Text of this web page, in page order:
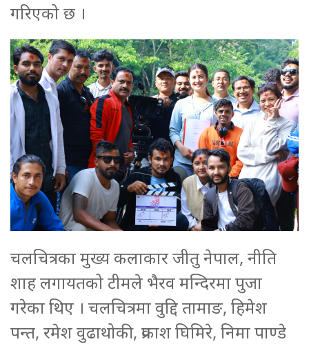
गरिएको छ ।
चलचित्रका मुख्य कलाकार जीतु नेपाल, नीति
शाह लगायतको टीमले भैरव मन्दिरमा पुजा
गरेका थिए । चलचित्रमा वुद्दि तामाङ, हिमेश
पन्त, रमेश वुढाथोकी, प्रकाश घिमिरे, निमा पाण्डे